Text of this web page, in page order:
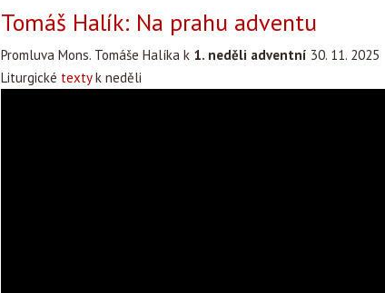
Tomáš Halík: Na prahu adventu
Promluva Mons. Tomáše Halíka k 1. neděli adventní 30. 11. 2025
Liturgické textyk neděli